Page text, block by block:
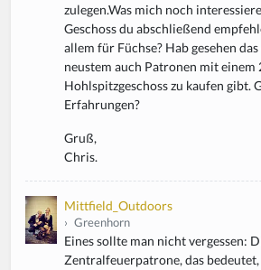
zulegen.Was mich noch
Geschoss du abschließend
allem für Füchse? Hab gesehen
neustem auch Patronen mit einem
Hohlspitzgeschoss zu kaufen gibt.
Erfahrungen?
Gruß,
Chris.
Mittfield_Outdoors
› Greenhorn
Eines sollte man nicht vergessen:
Zentralfeuerpatrone, das bedeutet,